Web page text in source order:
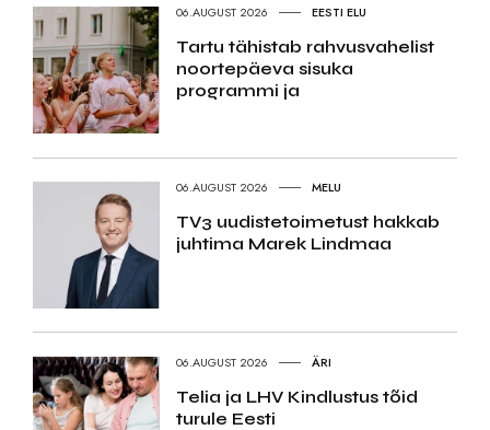
06.AUGUST 2026 EESTI ELU
Tartu tähistab rahvusvahelist
noortepäeva sisuka
programmi ja
06.AUGUST 2026 MELU
TV3 uudistetoimetust hakkab
juhtima Marek Lindmaa
06.AUGUST 2026 ÄRI
Telia ja LHV Kindlustus tõid
turule Eesti